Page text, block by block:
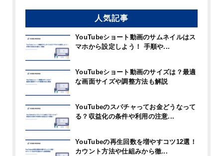
人気記事
YouTubeショート動画のサムネイルはス
マホから設定しよう！ 手順や...
YouTubeショート動画のサイズは？最適
な画面サイズや調整方法も解説
YouTubeのスパチャってお金どうなって
る？収益化の条件や利用の注意...
YouTubeの再生回数を増やすコツ12選！
カウント方法や仕組みから徹...